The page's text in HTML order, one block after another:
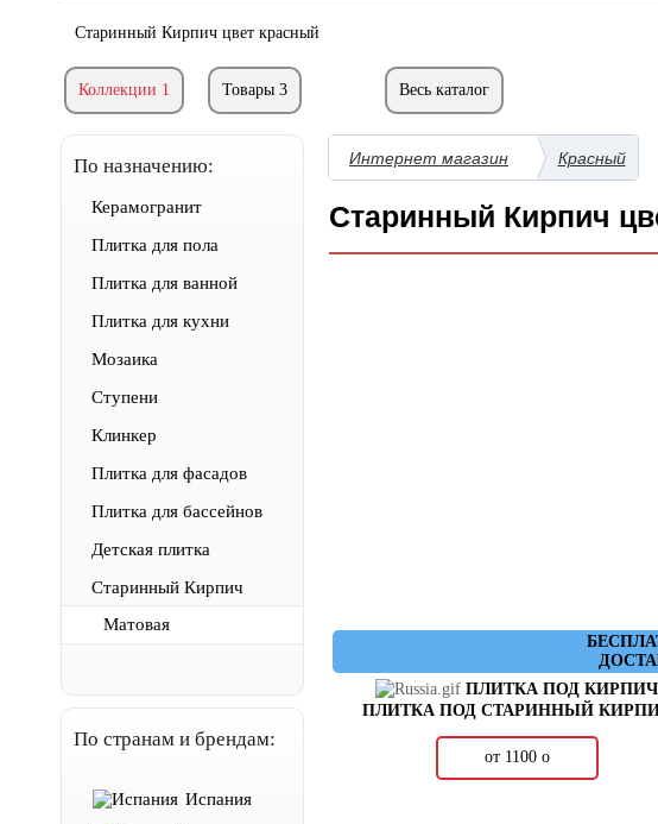
Старинный Кирпич цвет красный
Коллекции 1 Товары 3 Весь каталог
По назначению:
Керамогранит
Плитка для пола
Плитка для ванной
Плитка для кухни
Мозаика
Ступени
Клинкер
Плитка для фасадов
Плитка для бассейнов
Детская плитка
Старинный Кирпич
Матовая
По странам и брендам:
Испания
Интернет магазин Красный
Старинный Кирпич
ПЛИТКА ПОД КИРПИЧ
ПЛИТКА ПОД СТАРИННЫЙ
от 1100 о